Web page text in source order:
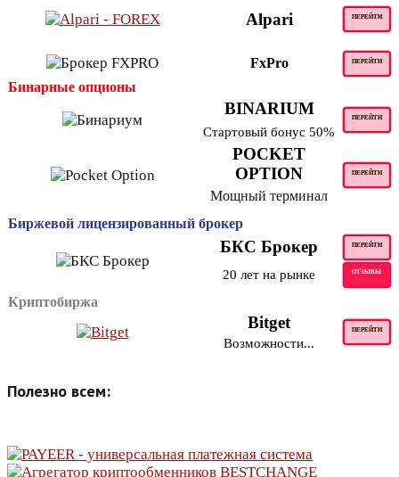
Alpari ПЕРЕЙТИ
FxPro ПЕРЕЙТИ
Бинарные опционы
BINARIUM ПЕРЕЙТИ
Стартовый бонус 50%
POCKET
OPTION
ПЕРЕЙТИ
Мощный терминал
Биржевой лицензированный брокер
БКС Брокер ПЕРЕЙТИ
20 лет на рынке ОТЗЫВЫ
Криптобиржа
Bitget ПЕРЕЙТИ
Возможности...
Полезно всем: